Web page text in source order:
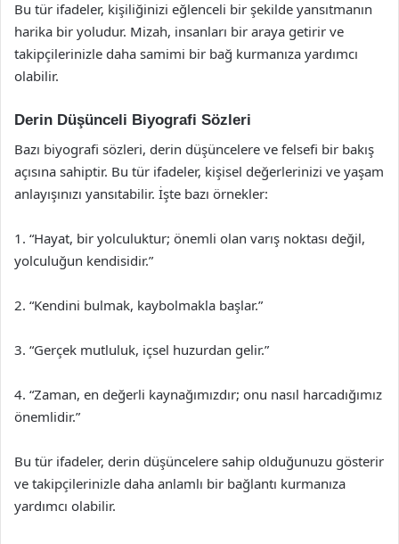
Bu tür ifadeler, kişiliğinizi eğlenceli bir şekilde yansıtmanın
harika bir yoludur. Mizah, insanları bir araya getirir ve
takipçilerinizle daha samimi bir bağ kurmanıza yardımcı
olabilir.
Derin Düşünceli Biyografi Sözleri
Bazı biyografi sözleri, derin düşüncelere ve felsefi bir bakış
açısına sahiptir. Bu tür ifadeler, kişisel değerlerinizi ve yaşam
anlayışınızı yansıtabilir. İşte bazı örnekler:
1. “Hayat, bir yolculuktur; önemli olan varış noktası değil,
yolculuğun kendisidir.”
2. “Kendini bulmak, kaybolmakla başlar.”
3. “Gerçek mutluluk, içsel huzurdan gelir.”
4. “Zaman, en değerli kaynağımızdır; onu nasıl harcadığımız
önemlidir.”
Bu tür ifadeler, derin düşüncelere sahip olduğunuzu gösterir
ve takipçilerinizle daha anlamlı bir bağlantı kurmanıza
yardımcı olabilir.